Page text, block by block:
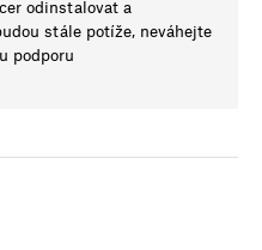
odinstalovat a
stále potíže, neváhejte
podporu